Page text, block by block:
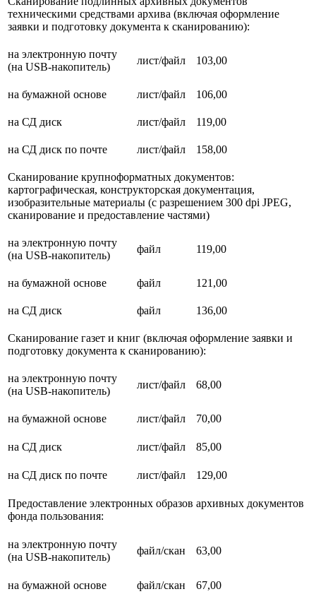
техническими средствами архива (включая оформление
заявки и подготовку документа к сканированию):
на электронную почту
(на USB-накопитель)
лист/файл 103,00
на бумажной основе лист/файл 106,00
на СД диск лист/файл 119,00
на СД диск по почте лист/файл 158,00
Сканирование крупноформатных документов:
картографическая, конструкторская документация,
изобразительные материалы (с разрешением 300 dpi JPEG,
сканирование и предоставление частями)
на электронную почту
(на USB-накопитель)
файл 119,00
на бумажной основе файл 121,00
на СД диск файл 136,00
Сканирование газет и книг (включая оформление заявки и
подготовку документа к сканированию):
на электронную почту
(на USB-накопитель)
лист/файл 68,00
на бумажной основе лист/файл 70,00
на СД диск лист/файл 85,00
на СД диск по почте лист/файл 129,00
Предоставление электронных образов архивных документов
фонда пользования:
на электронную почту
(на USB-накопитель)
файл/скан 63,00
на бумажной основе файл/скан 67,00